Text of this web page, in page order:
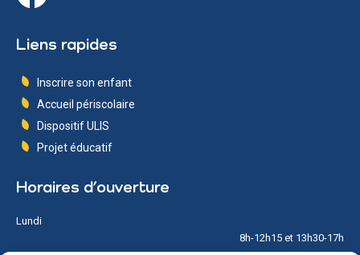
Liens rapides
Inscrire son enfant
Accueil périscolaire
Dispositif ULIS
Projet éducatif
Horaires d’ouverture
Lundi
8h-12h15 et 13h30-17h